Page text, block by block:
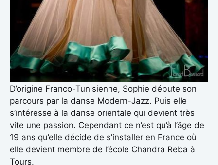
D’origine Franco-Tunisienne, Sophie débute son
parcours par la danse Modern-Jazz. Puis elle
s’intéresse à la danse orientale qui devient très
vite une passion. Cependant ce n’est qu’à l’âge de
19 ans qu’elle décide de s’installer en France où
elle devient membre de l’école Chandra Reba à
Tours.